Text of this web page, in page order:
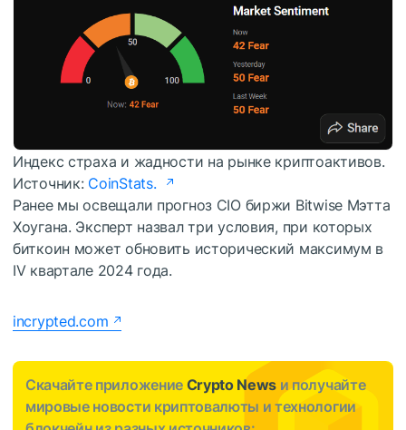
Индекс страха и жадности на рынке криптоактивов.
Источник: CoinStats.
Ранее мы освещали прогноз CIO биржи Bitwise Мэтта
Хоугана. Эксперт назвал три условия, при которых
биткоин может обновить исторический максимум в
IV квартале 2024 года.
incrypted.com
Скачайте приложение Crypto News и получайте
мировые новости криптовалюты и технологии